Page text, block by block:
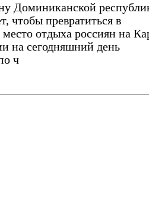
Доминиканской
чтобы превратиться в
отдыха россиян на
на сегодняшний день
ч